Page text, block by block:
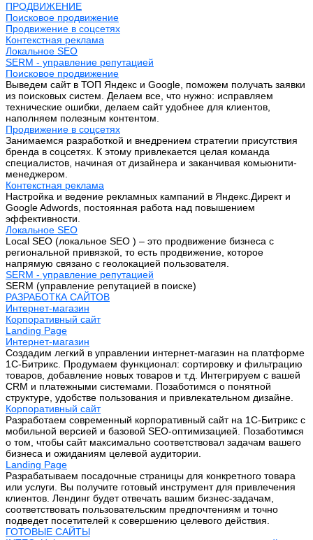
ПРОДВИЖЕНИЕ
Поисковое продвижение
Продвижение в соцсетях
Контекстная реклама
Локальное SEO
SERM - управление репутацией
Поисковое продвижение
Выведем сайт в ТОП Яндекс и Google, поможем получать заявки
из поисковых систем. Делаем все, что нужно: исправляем
технические ошибки, делаем сайт удобнее для клиентов,
наполняем полезным контентом.
Продвижение в соцсетях
Занимаемся разработкой и внедрением стратегии присутствия
бренда в соцсетях. К этому привлекается целая команда
специалистов, начиная от дизайнера и заканчивая комьюнити-
менеджером.
Контекстная реклама
Настройка и ведение рекламных кампаний в Яндекс.Директ и
Google Adwords, постоянная работа над повышением
эффективности.
Локальное SEO
Local SEO (локальное SEO ) – это продвижение бизнеса с
региональной привязкой, то есть продвижение, которое
напрямую связано с геолокацией пользователя.
SERM - управление репутацией
SERM (управление репутацией в поиске)
РАЗРАБОТКА САЙТОВ
Интернет-магазин
Корпоративный сайт
Landing Page
Интернет-магазин
Создадим легкий в управлении интернет-магазин на платформе
1С-Битрикс. Продумаем функционал: сортировку и фильтрацию
товаров, добавление новых товаров и т.д. Интегрируем с вашей
CRM и платежными системами. Позаботимся о понятной
структуре, удобстве пользования и привлекательном дизайне.
Корпоративный сайт
Разработаем современный корпоративный сайт на 1С-Битрикс с
мобильной версией и базовой SEO-оптимизацией. Позаботимся
о том, чтобы сайт максимально соответствовал задачам вашего
бизнеса и ожиданиям целевой аудитории.
Landing Page
Разрабатываем посадочные страницы для конкретного товара
или услуги. Вы получите готовый инструмент для привлечения
клиентов. Лендинг будет отвечать вашим бизнес-задачам,
соответствовать пользовательским предпочтениям и точно
подведет посетителей к совершению целевого действия.
ГОТОВЫЕ САЙТЫ